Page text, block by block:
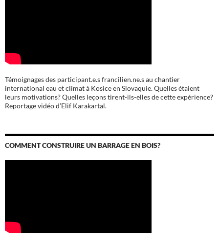
Témoignages des participant.e.s francilien.ne.s au chantier
international eau et climat à Kosice en Slovaquie. Quelles étaient
leurs motivations? Quelles leçons tirent-ils-elles de cette expérience?
Reportage vidéo d’Elif Karakartal.
COMMENT CONSTRUIRE UN BARRAGE EN BOIS?